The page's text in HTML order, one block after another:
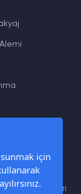
ve Tarifleri
için